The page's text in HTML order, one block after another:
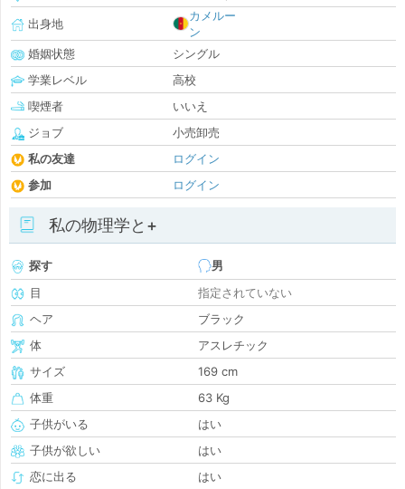
出身地
カメルー
ン
婚姻状態
シングル
学業レベル
高校
喫煙者
いいえ
ジョブ
小売卸売
私の友達
ログイン
参加
ログイン
私の物理学と+
探す
男
目
指定されていない
ヘア
ブラック
体
アスレチック
サイズ
169 cm
体重
63 Kg
子供がいる
はい
子供が欲しい
はい
恋に出る
はい